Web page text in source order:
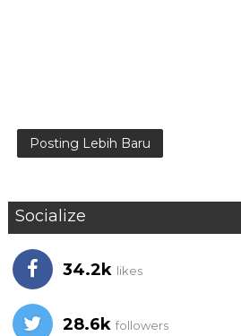
Posting Lebih Baru
Socialize
34.2k likes
28.6k followers